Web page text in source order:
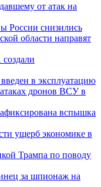
от атак на
России снизились
области направят
в эксплуатацию
дронов ВСУ в
вспышка
ущерб экономике в
Трампа по поводу
за шпионаж на